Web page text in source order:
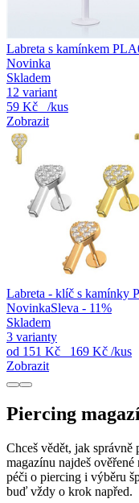
Labreta s kamínkem
Novinka
Skladem
12 variant
59 Kč
/kus
Zobrazit
Labreta - klíč s kamínky
NovinkaSleva - 11%
Skladem
3 varianty
od 151 Kč 169 Kč /kus
Zobrazit
Piercing
Chceš vědět, jak
magazínu najdeš
péči o piercing i výběru
buď vždy o krok napřed.